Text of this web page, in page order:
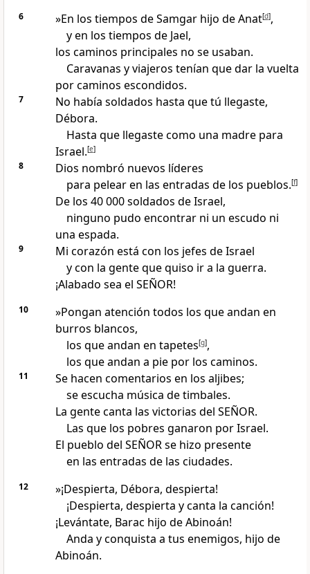
6 »En los tiempos de Samgar hijo de Anat[d],
y en los tiempos de Jael,
los caminos principales no se usaban.
Caravanas y viajeros tenían que dar la vuelta
por caminos escondidos.
7
No había soldados hasta que tú llegaste,
Débora.
Hasta que llegaste como una madre para
Israel.[e]
8
Dios nombró nuevos líderes
para pelear en las entradas de los pueblos.[f]
De los 40 000 soldados de Israel,
ninguno pudo encontrar ni un escudo ni
una espada.
9
Mi corazón está con los jefes de Israel
y con la gente que quiso ir a la guerra.
¡Alabado sea el SEÑOR!
10
»Pongan atención todos los que andan en
burros blancos,
los que andan en tapetes[g],
los que andan a pie por los caminos.
11
Se hacen comentarios en los aljibes;
se escucha música de timbales.
La gente canta las victorias del SEÑOR.
Las que los pobres ganaron por Israel.
El pueblo del SEÑOR se hizo presente
en las entradas de las ciudades.
12
»¡Despierta, Débora, despierta!
¡Despierta, despierta y canta la canción!
¡Levántate, Barac hijo de Abinoán!
Anda y conquista a tus enemigos, hijo de
Abinoán.